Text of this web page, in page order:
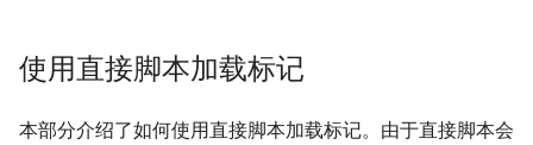
使用直接脚本加载标记
本部分介绍了如何使用直接脚本加载标记。由于直接脚本会